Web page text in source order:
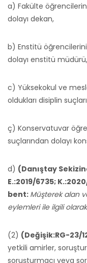
a) Fakülte
dolayı dekan,
b) Enstitü
dolayı enstitü müdürü,
c) Yüksekokul ve
oldukları disiplin
ç) Konservatuvar
suçlarından dolayı
d) (Danıştay
E.:2019/6735;
bent: Müşterek alan
eylemleri ile ilgili
(2) (Değişik:RG-23/
yetkili amirler,
soruşturmacı veya